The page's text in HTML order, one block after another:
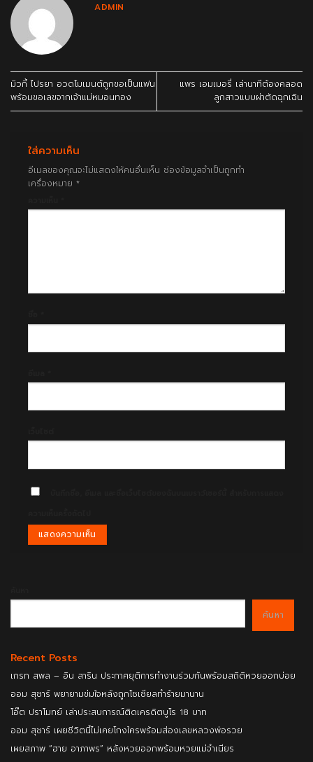
ADMIN
มิวกี้ ไปรยา อวดโมเมนต์ถูกขอเป็นแฟน
พร้อมขอเลขจากเจ้าแม่หมอนทอง
แพร เอมเมอรี่ เล่านาทีต้องคลอด
ลูกสาวแบบผ่าตัดฉุกเฉิน
ใส่ความเห็น
อีเมลของคุณจะไม่แสดงให้คนอื่นเห็น ช่องข้อมูลจำเป็นถูกทำ
เครื่องหมาย *
ค้นหา
Recent Posts
เกรท สพล – อิน สาริน ประกาศยุติการทำงานร่วมกันพร้อมสถิติหวยออกบ่อย
ออม สุชาร์ พยายามข่มใจหลังถูกโซเชียลทำร้ายมานาน
โอ๊ต ปราโมทย์ เล่าประสบการณ์ติดเครดิตบูโร 18 บาท
ออม สุชาร์ เผยชีวิตนี้ไม่เคยโกงใครพร้อมส่องเลขหลวงพ่อรวย
เผยสภาพ “ฮาย อาภาพร” หลังหวยออกพร้อมหวยแม่จำเนียร